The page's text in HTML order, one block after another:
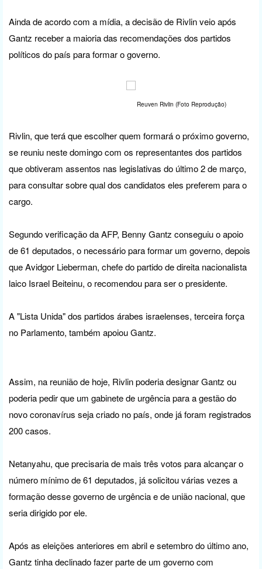
Ainda de acordo com a mídia, a decisão de Rivlin veio após
Gantz receber a maioria das recomendações dos partidos
políticos do país para formar o governo.
Reuven Rivlin (Foto Reprodução)
Rivlin, que terá que escolher quem formará o próximo governo,
se reuniu neste domingo com os representantes dos partidos
que obtiveram assentos nas legislativas do último 2 de março,
para consultar sobre qual dos candidatos eles preferem para o
cargo.
Segundo verificação da AFP, Benny Gantz conseguiu o apoio
de 61 deputados, o necessário para formar um governo, depois
que Avidgor Lieberman, chefe do partido de direita nacionalista
laico Israel Beiteinu, o recomendou para ser o presidente.
A "Lista Unida" dos partidos árabes israelenses, terceira força
no Parlamento, também apoiou Gantz.
Assim, na reunião de hoje, Rivlin poderia designar Gantz ou
poderia pedir que um gabinete de urgência para a gestão do
novo coronavírus seja criado no país, onde já foram registrados
200 casos.
Netanyahu, que precisaria de mais três votos para alcançar o
número mínimo de 61 deputados, já solicitou várias vezes a
formação desse governo de urgência e de união nacional, que
seria dirigido por ele.
Após as eleições anteriores em abril e setembro do último ano,
Gantz tinha declinado fazer parte de um governo com